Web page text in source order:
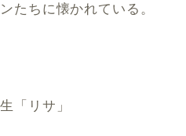
たちに懐かれている。
「リサ」